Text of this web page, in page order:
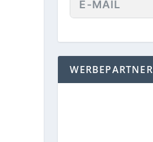
WERBEPARTNER